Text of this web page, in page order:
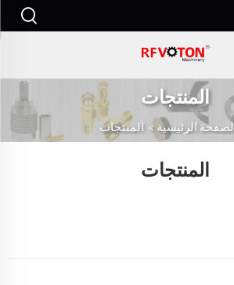
المنتجات
الصفحة الرئيسية > المنتجات
المنتجات